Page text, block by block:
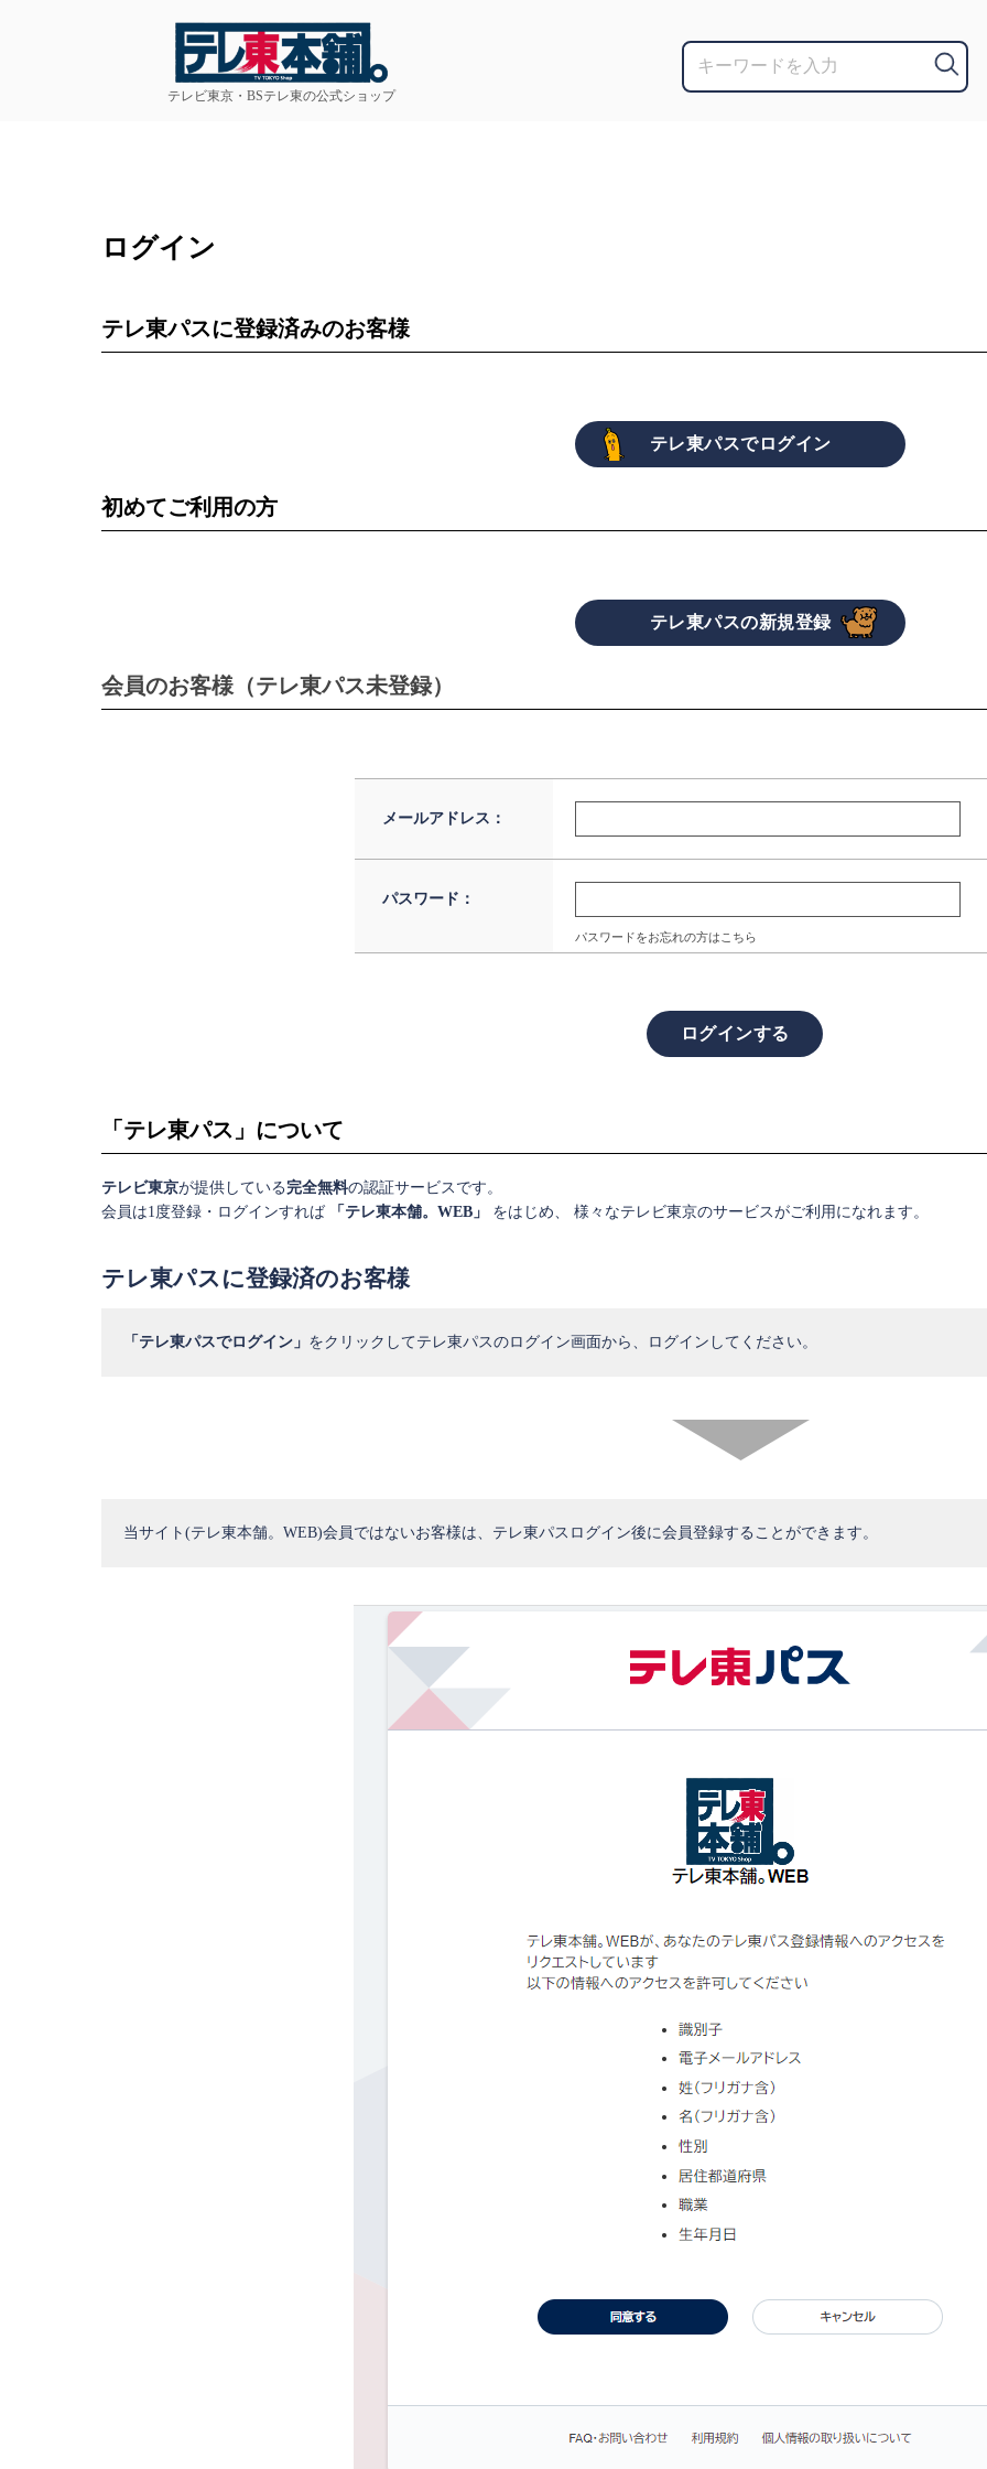
テレビ東京・BSテレ東の公式ショップ
ログイン
テレ東パスに登録済みのお客様
初めてご利用の方
会員のお客様（テレ東パス未登録）
メールアドレス：
パスワード：
パスワードをお忘れの方はこちら
「テレ東パス」について
テレビ東京が提供している 完全無料の認証サービスです。
会員は1度登録・ログインすれば
「テレ東本舗。WEB」 をはじめ、 様々なテレビ東京のサービスがご利用になれます。
テレ東パスに登録済のお客様
「テレ東パスでログイン」 をクリックしてテレ東パスのログイン画面から、ログインしてください。
当サイト(テレ東本舗。WEB)会員ではないお客様は、テレ東パスログイン後に会員登録することができます。